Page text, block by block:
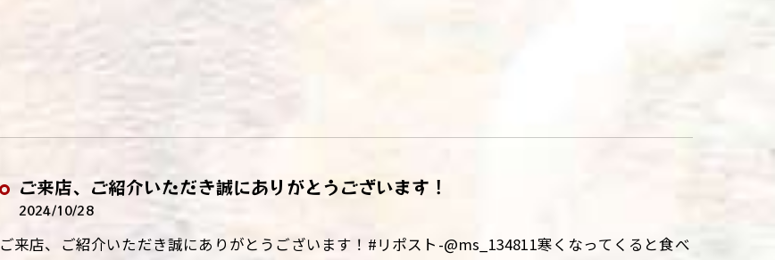
ご来店、ご紹介いただき誠にありがとうございます！
2024/10/28
ご来店、ご紹介いただき誠にありがとうございます！#リポスト-@ms_134811寒くなってくると食べ